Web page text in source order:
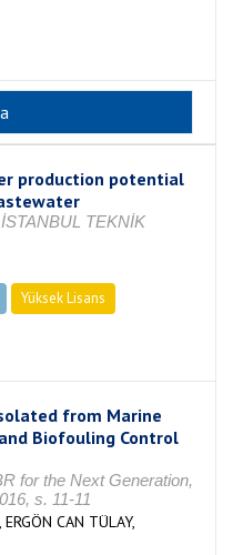
production potential
TEKNİK
Yüksek Lisans
from Marine
Biofouling Control
for the Next Generation,
s. 11-11
CAN TÜLAY,